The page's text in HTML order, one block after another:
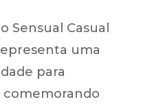
Sensual Casual
uma
para
comemorando